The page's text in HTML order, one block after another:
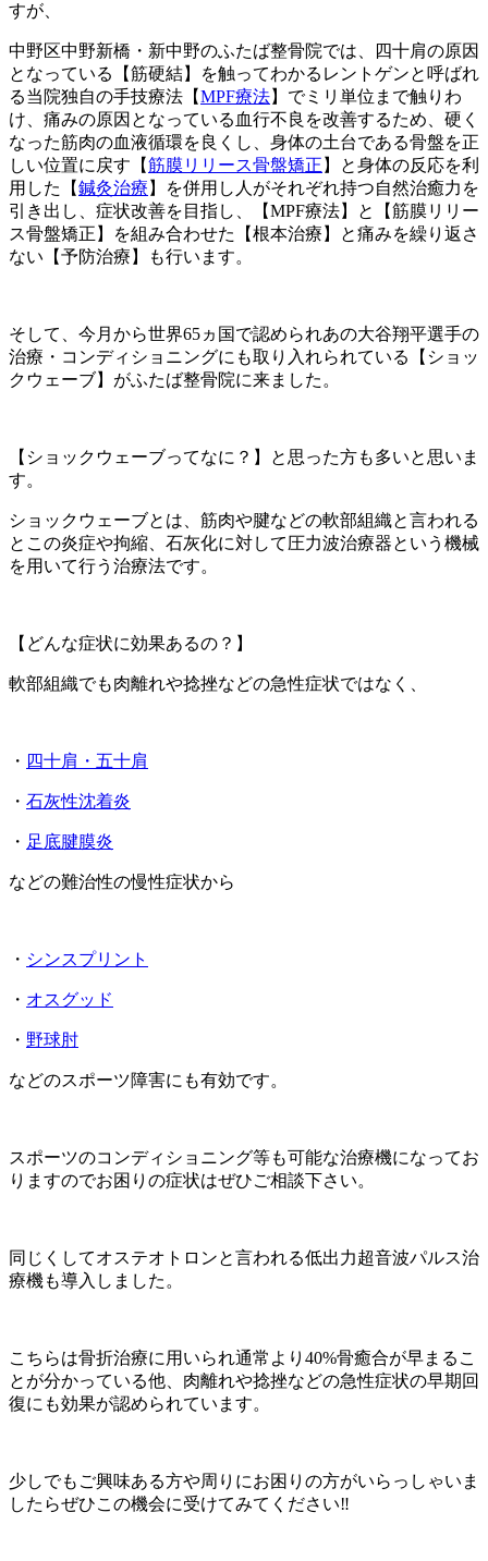
すが、
中野区中野新橋・新中野のふたば整骨院では、四十肩の原因
となっている【筋硬結】を触ってわかるレントゲンと呼ばれ
る当院独自の手技療法【MPF療法】でミリ単位まで触りわ
け、痛みの原因となっている血行不良を改善するため、硬く
なった筋肉の血液循環を良くし、身体の土台である骨盤を正
しい位置に戻す【筋膜リリース骨盤矯正 】と身体の反応を利
用した【鍼灸治療 】を併用し人がそれぞれ持つ自然治癒力を
引き出し、症状改善を目指し、【MPF療法】と【筋膜リリー
ス骨盤矯正】を組み合わせた【根本治療】と痛みを繰り返さ
ない【予防治療】も行います。
そして、今月から世界65ヵ国で認められあの大谷翔平選手の
治療・コンディショニングにも取り入れられている【ショッ
クウェーブ】がふたば整骨院に来ました。
【ショックウェーブってなに？】と思った方も多いと思いま
す。
ショックウェーブとは、筋肉や腱などの軟部組織と言われる
とこの炎症や拘縮、石灰化に対して圧力波治療器という機械
を用いて行う治療法です。
【どんな症状に効果あるの？】
軟部組織でも肉離れや捻挫などの急性症状ではなく、
・ 四十肩・五十肩
・ 石灰性沈着炎
・ 足底腱膜炎
などの難治性の慢性症状から
・ シンスプリント
・ オスグッド
・ 野球肘
などのスポーツ障害にも有効です。
スポーツのコンディショニング等も可能な治療機になってお
りますのでお困りの症状はぜひご相談下さい。
同じくしてオステオトロンと言われる低出力超音波パルス治
療機も導入しました。
こちらは骨折治療に用いられ通常より40%骨癒合が早まるこ
とが分かっている他、肉離れや捻挫などの急性症状の早期回
復にも効果が認められています。
少しでもご興味ある方や周りにお困りの方がいらっしゃいま
したらぜひこの機会に受けてみてください‼︎